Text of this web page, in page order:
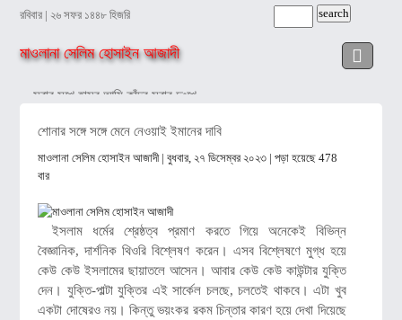
রবিবার | ২৬ সফর ১৪৪৮ হিজরি
মাওলানা সেলিম হোসাইন আজাদী
সবার সুখে হাসব আমি কাঁদব সবার দুঃখে
বিশ্ব ইজতেমার শিক্ষা ছড়িয়ে পড়ুক
সন্তানের প্রতি এক আল্লাহর ওলির শেষ অসিয়ত
হায়! মিথ্যায় ছেয়ে গেছে আমাদের জীবন!
আত্মীয়তা সম্পর্ক ছিন্নকারী অভিশপ্ত ও জাহান্নামি
কাছে ঘেঁষতে দিও না হতাশা আলসেমির অভিশাপে ধুঁকছে মুসলিম বিশ্ব
শোনার সঙ্গে সঙ্গে মেনে নেওয়াই ইমানের দাবি
মাওলানা সেলিম হোসাইন আজাদী | বুধবার, ২৭ ডিসেম্বর ২০২৩ | পড়া হয়েছে 478
বার
মাওলানা সেলিম হোসাইন আজাদী
ইসলাম ধর্মের শ্রেষ্ঠত্ব প্রমাণ করতে গিয়ে অনেকেই বিভিন্ন
বৈজ্ঞানিক, দার্শনিক থিওরি বিশ্লেষণ করেন। এসব বিশ্লেষণে মুগ্ধ হয়ে
কেউ কেউ ইসলামের ছায়াতলে আসেন। আবার কেউ কেউ কাউন্টার যুক্তি
দেন। যুক্তি-পাল্টা যুক্তির এই সার্কেল চলছে, চলতেই থাকবে। এটা খুব
একটা দোষেরও নয়। কিন্তু ভয়ংকর রকম চিন্তার কারণ হয়ে দেখা দিয়েছে